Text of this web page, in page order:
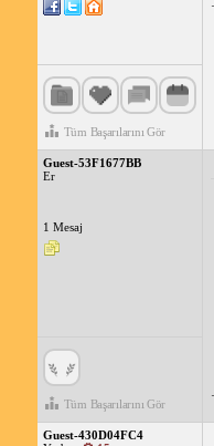
Tüm Başarılarını Gör
Guest-53F1677BB
Er
1 Mesaj
Tüm Başarılarını Gör
Guest-430D04FC4